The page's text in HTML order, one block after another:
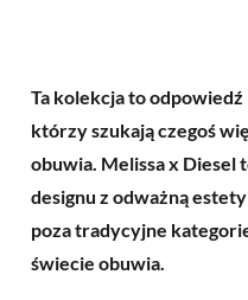
Ta kolekcja to
którzy szukajączegoś
obuwia. Melissa x Diesel
designu z odważną
poza tradycyjne
świecie obuwia.